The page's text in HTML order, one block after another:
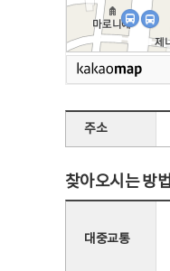
주소
찾아오시는 방법
대중교통